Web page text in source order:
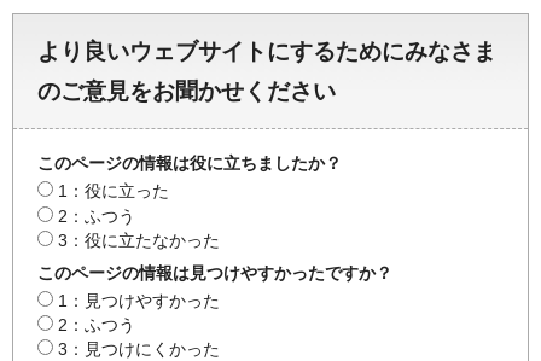
より良いウェブサイトにするためにみなさま
のご意見をお聞かせください
このページの情報は役に立ちましたか？
1：役に立った
2：ふつう
3：役に立たなかった
このページの情報は見つけやすかったですか？
1：見つけやすかった
2：ふつう
3：見つけにくかった